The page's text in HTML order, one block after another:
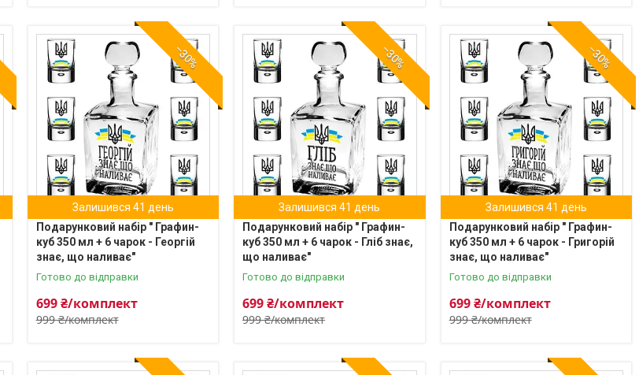
–30%
Залишився 41 день
Подарунковий набір " Графин-
куб 350 мл + 6 чарок - Георгій
знає, що наливає"
Готово до відправки
999 ₴/комплект
699 ₴/комплект
–30%
Залишився 41 день
Подарунковий набір " Графин-
куб 350 мл + 6 чарок - Гліб знає,
що наливає"
Готово до відправки
999 ₴/комплект
699 ₴/комплект
–30%
Залишився 41 день
Подарунковий набір " Графин-
куб 350 мл + 6 чарок - Григорій
знає, що наливає"
Готово до відправки
999 ₴/комплект
699 ₴/комплект